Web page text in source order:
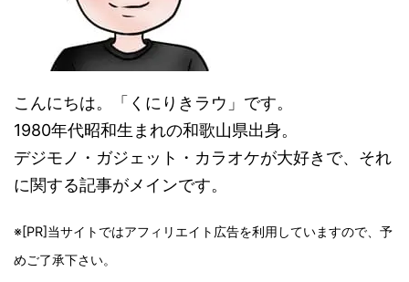
こんにちは。「くにりきラウ」です。
1980年代昭和生まれの和歌山県出身。
デジモノ・ガジェット・カラオケが大好きで、それ
に関する記事がメインです。
※[PR]当サイトではアフィリエイト広告を利用していますので、予
めご了承下さい。